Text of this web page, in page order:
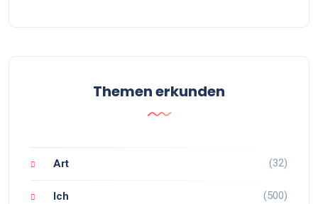
Themen erkunden
Art (32)
Ich (500)